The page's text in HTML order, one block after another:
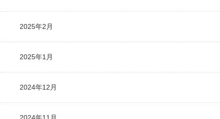
2025年2月
2025年1月
2024年12月